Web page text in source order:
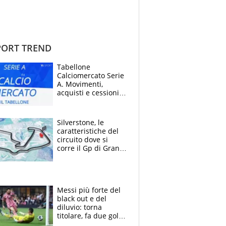
TREND
Tabellone
Calciomercato Serie
A. Movimenti,
acquisti e cessioni:
Silverstone, le
caratteristiche del
circuito dove si
corre il Gp di Gran
Messi più forte del
black out e del
diluvio: torna
titolare, fa due gol e